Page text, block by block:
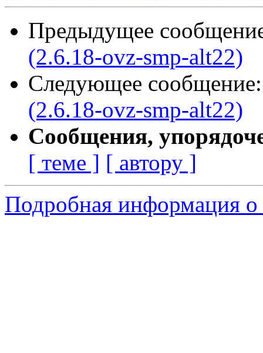
Предыдущее
(2.6.18-ovz-smp-alt22)
Следующее
(2.6.18-ovz-smp-alt22)
Сообщения,
[ теме ] [ автору ]
Подробная информация о